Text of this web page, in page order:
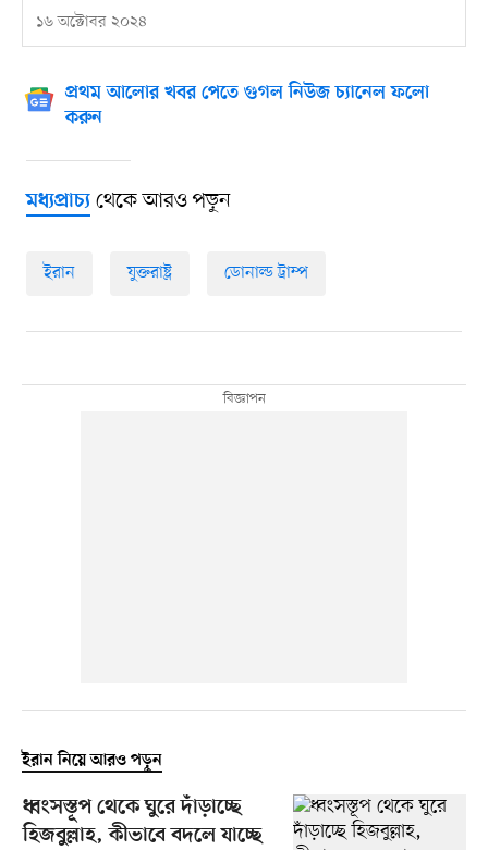
১৬ অক্টোবর ২০২৪
প্রথম আলোর খবর পেতে গুগল নিউজ চ্যানেল ফলো
করুন
মধ্যপ্রাচ্যথেকে আরও পড়ুন
ইরান যুক্তরাষ্ট্র ডোনাল্ড ট্রাম্প
ইরান নিয়ে আরও পড়ুন
ধ্বংসস্তূপ থেকে ঘুরে দাঁড়াচ্ছে
হিজবুল্লাহ, কীভাবে বদলে যাচ্ছে